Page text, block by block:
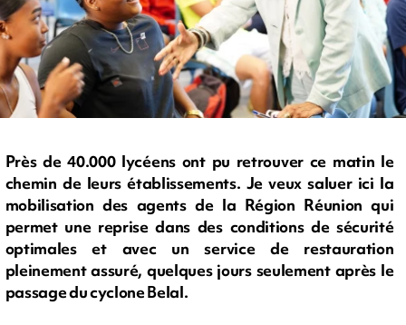
Près de 40.000 lycéens ont pu retrouver ce matin le
chemin de leurs établissements. Je veux saluer ici la
mobilisation des agents de la Région Réunion qui
permet une reprise dans des conditions de sécurité
optimales et avec un service de restauration
pleinement assuré, quelques jours seulement après le
passage du cyclone Belal.